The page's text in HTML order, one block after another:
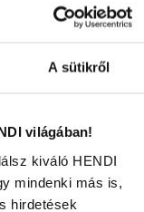
A sütikről
világában!
kiváló HENDI
mindenki más is,
hirdetések